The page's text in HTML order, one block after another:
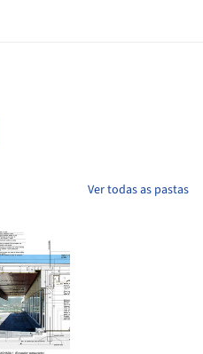
Ver todas as pastas